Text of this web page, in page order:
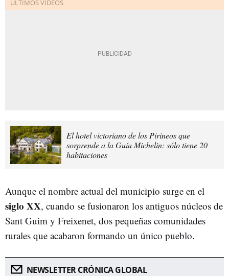
El hotel victoriano de los Pirineos que
sorprende a la Guía Michelin: sólo tiene 20
habitaciones
Aunque el nombre actual del municipio surge en el
siglo XX, cuando se fusionaron los antiguos núcleos de
Sant Guim y Freixenet, dos pequeñas comunidades
rurales que acabaron formando un único pueblo.
NEWSLETTER CRÓNICA GLOBAL